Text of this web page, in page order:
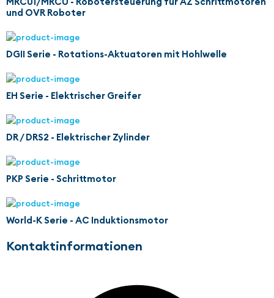
und OVR Roboter
DGII Serie - Rotations-Aktuatoren mit Hohlwelle
EH Serie - Elektrischer Greifer
DR / DRS2 - Elektrischer Zylinder
PKP Serie - Schrittmotor
World-K Serie - AC Induktionsmotor
Kontaktinformationen